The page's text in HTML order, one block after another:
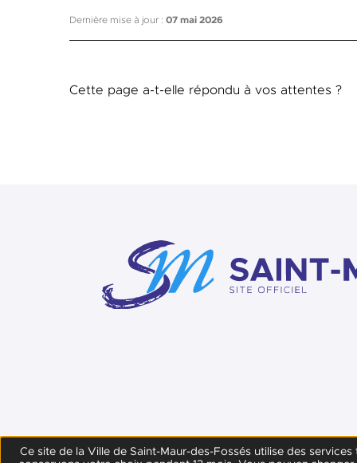
Dernière mise à jour : 07 mai 2026
Cette page a-t-elle répondu à vos attentes ?
Ce site de la Ville de Saint-Maur-des-Fossés utilise des